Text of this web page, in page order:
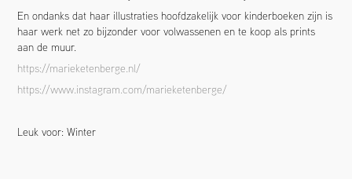
En ondanks dat haar illustraties hoofdzakelijk voor kinderboeken zijn is
haar werk net zo bijzonder voor volwassenen en te koop als prints
aan de muur.
https://marieketenberge.nl/
https://www.instagram.com/marieketenberge/
Leuk voor: Winter